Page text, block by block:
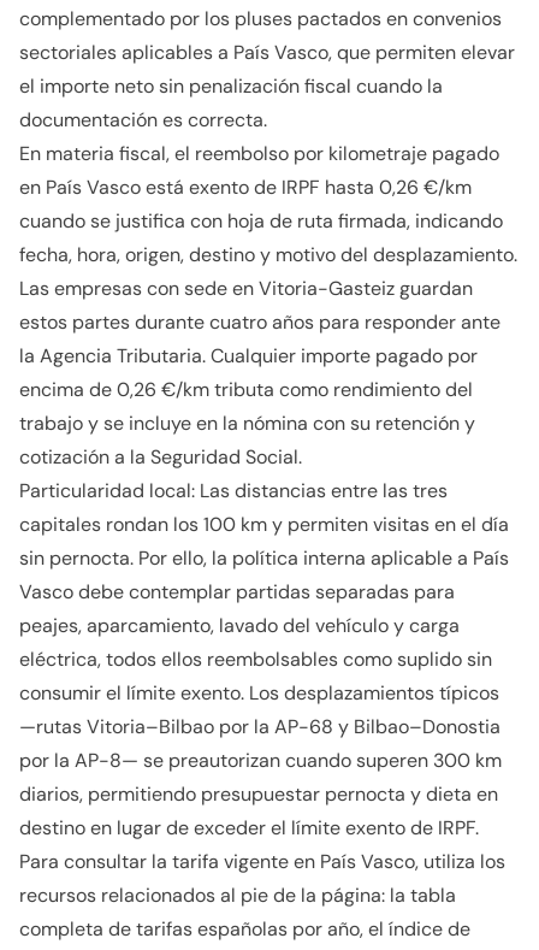
complementado por los pluses pactados en convenios
sectoriales aplicables a País Vasco, que permiten elevar
el importe neto sin penalización fiscal cuando la
documentación es correcta.
En materia fiscal, el reembolso por kilometraje pagado
en País Vasco está exento de IRPF hasta 0,26 €/km
cuando se justifica con hoja de ruta firmada, indicando
fecha, hora, origen, destino y motivo del desplazamiento.
Las empresas con sede en Vitoria-Gasteiz guardan
estos partes durante cuatro años para responder ante
la Agencia Tributaria. Cualquier importe pagado por
encima de 0,26 €/km tributa como rendimiento del
trabajo y se incluye en la nómina con su retención y
cotización a la Seguridad Social.
Particularidad local: Las distancias entre las tres
capitales rondan los 100 km y permiten visitas en el día
sin pernocta. Por ello, la política interna aplicable a País
Vasco debe contemplar partidas separadas para
peajes, aparcamiento, lavado del vehículo y carga
eléctrica, todos ellos reembolsables como suplido sin
consumir el límite exento. Los desplazamientos típicos
—rutas Vitoria–Bilbao por la AP-68 y Bilbao–Donostia
por la AP-8— se preautorizan cuando superen 300 km
diarios, permitiendo presupuestar pernocta y dieta en
destino en lugar de exceder el límite exento de IRPF.
Para consultar la tarifa vigente en País Vasco, utiliza los
recursos relacionados al pie de la página: la tabla
completa de tarifas españolas por año, el índice de